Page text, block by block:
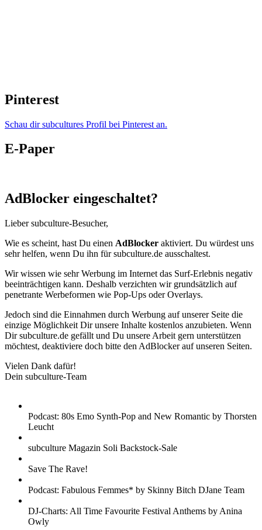
Pinterest
Schau dir subcultures Profil bei Pinterest an.
E-Paper
AdBlocker eingeschaltet?
Lieber subculture-Besucher,
Wie es scheint, hast Du einen AdBlocker aktiviert. Du würdest uns
sehr helfen, wenn Du ihn für subculture.de ausschaltest.
Wir wissen wie sehr Werbung im Internet das Surf-Erlebnis negativ
beeinträchtigen kann. Deshalb verzichten wir grundsätzlich auf
penetrante Werbeformen wie Pop-Ups oder Overlays.
Jedoch sind die Einnahmen durch Werbung auf unserer Seite die
einzige Möglichkeit Dir unsere Inhalte kostenlos anzubieten. Wenn
Dir subculture.de gefällt und Du unsere Arbeit gern unterstützen
möchtest, deaktiviere doch bitte den AdBlocker auf unseren Seiten.
Vielen Dank dafür!
Dein subculture-Team
Podcast: 80s Emo Synth-Pop and New Romantic by Thorsten
Leucht
subculture Magazin Soli Backstock-Sale
Save The Rave!
Podcast: Fabulous Femmes* by Skinny Bitch DJane Team
DJ-Charts: All Time Favourite Festival Anthems by Anina
Owly